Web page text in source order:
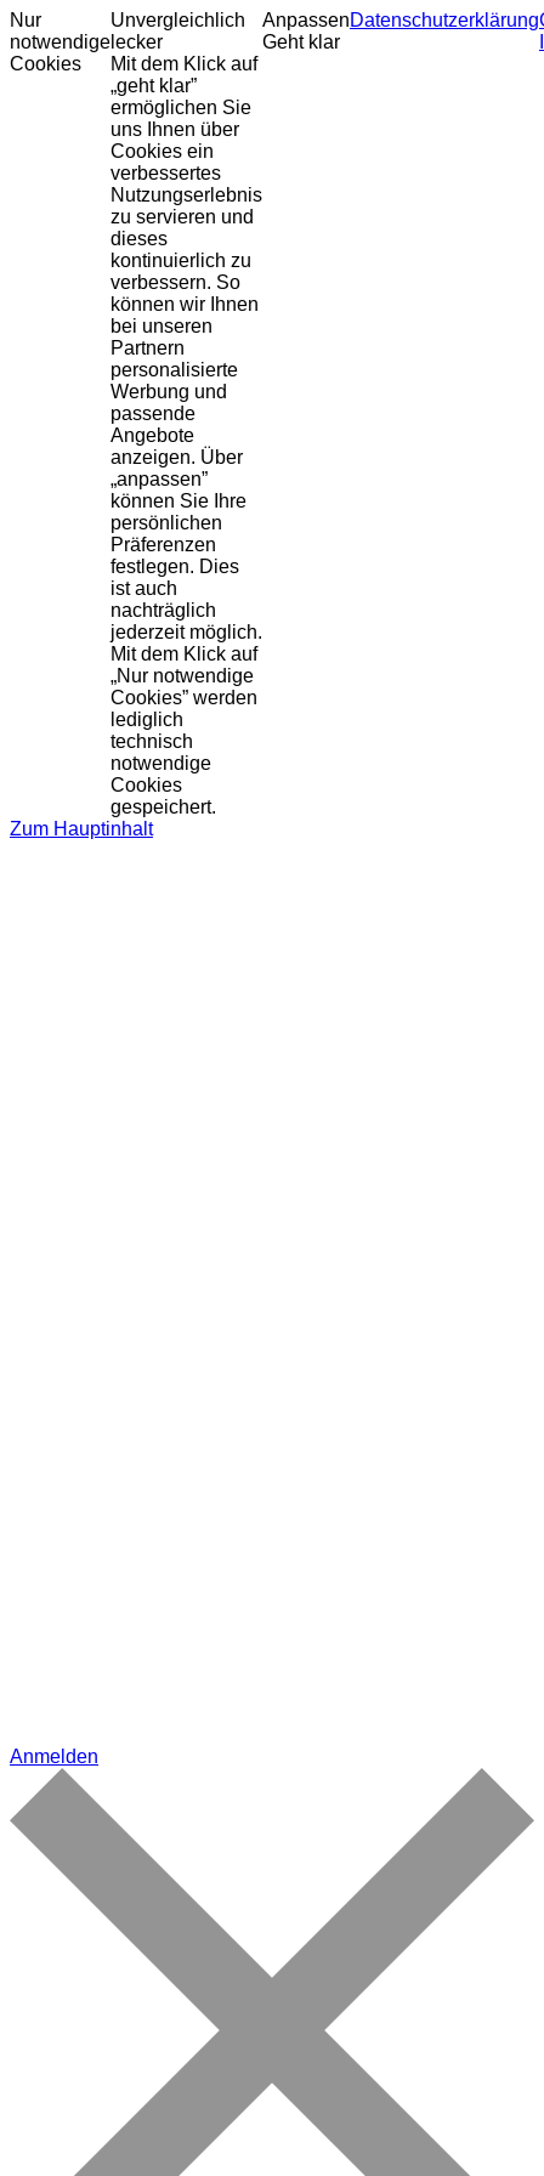
Nur
notwendige
Cookies
Unvergleichlich
lecker
Mit dem Klick auf
„geht klar”
ermöglichen Sie
uns Ihnen über
Cookies ein
verbessertes
Nutzungserlebnis
zu servieren und
dieses
kontinuierlich zu
verbessern. So
können wir Ihnen
bei unseren
Partnern
personalisierte
Werbung und
passende
Angebote
anzeigen. Über
„anpassen”
können Sie Ihre
persönlichen
Präferenzen
festlegen. Dies
ist auch
nachträglich
jederzeit möglich.
Mit dem Klick auf
„Nur notwendige
Cookies” werden
lediglich
technisch
notwendige
Cookies
gespeichert.
Anpassen
Geht klar
Datenschutzerklärung
Zum Hauptinhalt
Anmelden